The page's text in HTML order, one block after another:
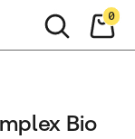
0
Bio